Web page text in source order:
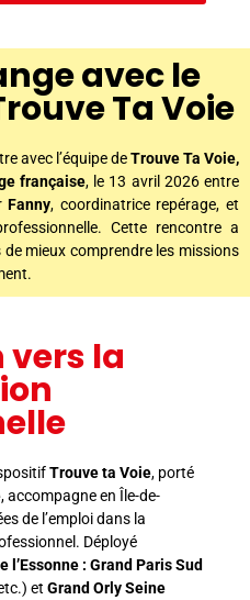
avec le
Ta Voie
avec l’équipe deTrouve Ta Voie,
française, le 13 avril 2026 entre
Fanny, coordinatrice repérage, et
Cette rencontre a
de mieux comprendre les missions
la
Trouve ta Voie, porté
, accompagne en Île-de-
de l’emploi dans la
Déployé
l’Essonne : Grand Paris Sud
et Grand Orly Seine